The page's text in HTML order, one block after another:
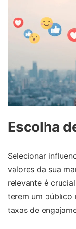
Escolha
Selecionar
valores da sua
relevante é
terem um público
taxas de